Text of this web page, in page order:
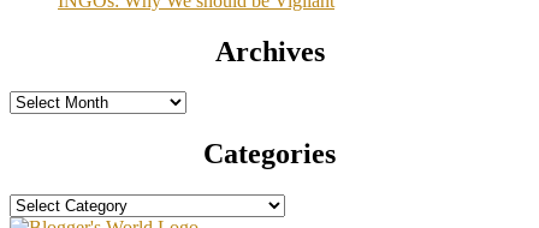
Archives
Archives
Categories
Categories